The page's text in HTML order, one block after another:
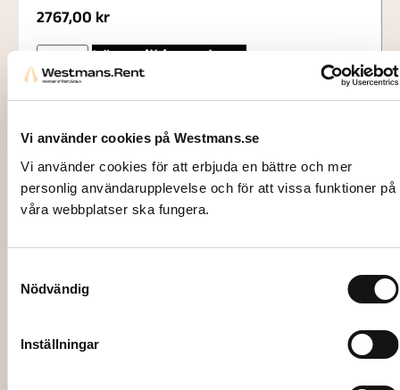
Vi använder cookies på Westmans.se
Vi använder cookies för att erbjuda en bättre och mer
personlig användarupplevelse och för att vissa funktioner på
våra webbplatser ska fungera.
Nödvändig
Inställningar
2767,00 kr
Lägg till i varukorg